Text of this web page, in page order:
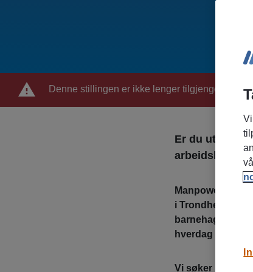
Denne stillingen er ikke lenger tilgjengelig
Er du
Manpower
i Trondheim og
hverdag for
Vi søker